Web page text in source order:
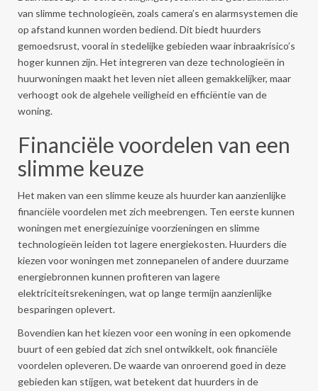
van slimme technologieën, zoals camera’s en alarmsystemen die
op afstand kunnen worden bediend. Dit biedt huurders
gemoedsrust, vooral in stedelijke gebieden waar inbraakrisico’s
hoger kunnen zijn. Het integreren van deze technologieën in
huurwoningen maakt het leven niet alleen gemakkelijker, maar
verhoogt ook de algehele veiligheid en efficiëntie van de
woning.
Financiële voordelen van een
slimme keuze
Het maken van een slimme keuze als huurder kan aanzienlijke
financiële voordelen met zich meebrengen. Ten eerste kunnen
woningen met energiezuinige voorzieningen en slimme
technologieën leiden tot lagere energiekosten. Huurders die
kiezen voor woningen met zonnepanelen of andere duurzame
energiebronnen kunnen profiteren van lagere
elektriciteitsrekeningen, wat op lange termijn aanzienlijke
besparingen oplevert.
Bovendien kan het kiezen voor een woning in een opkomende
buurt of een gebied dat zich snel ontwikkelt, ook financiële
voordelen opleveren. De waarde van onroerend goed in deze
gebieden kan stijgen, wat betekent dat huurders in de